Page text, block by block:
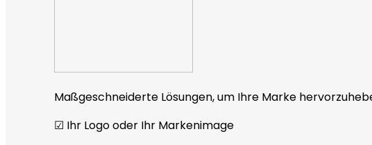
Maßgeschneiderte Lösungen, um Ihre Marke
☑︎ Ihr Logo oder Ihr Markenimage